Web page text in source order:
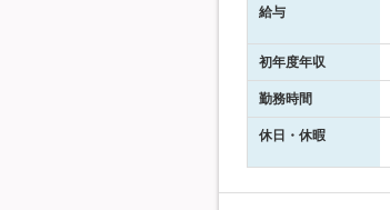
給与
初年度年収
勤務時間
休日・休暇